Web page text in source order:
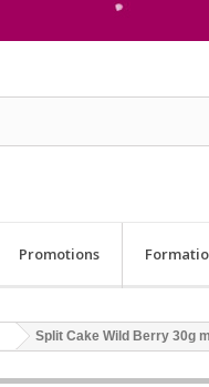
Promotions
Split Cake Wild Berry 30g